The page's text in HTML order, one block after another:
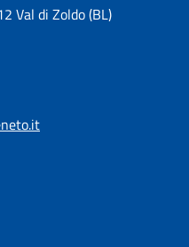
Val di Zoldo (BL)